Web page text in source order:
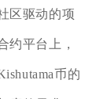
区驱动的项
约平台上，
币的